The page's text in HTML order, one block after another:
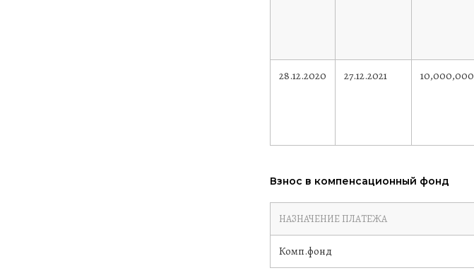
28.12.2020 27.12.2021 10,000,000
Взнос в компенсационный фонд
НАЗНАЧЕНИЕ ПЛАТЕЖА
Комп.фонд